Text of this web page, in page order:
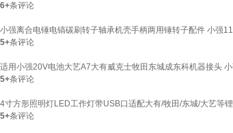
6+条评论
小强离合电锤电镐碳刷转子轴承机壳手柄两用锤转子配件 小强
5+条评论
适用小强20V电池大艺A7大有威克士牧田东城成东科机器接头
5+条评论
4寸方形照明灯LED工作灯带USB口适配大有/牧田/东城/大艺等
5+条评论